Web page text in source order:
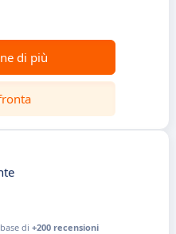
di più
di +200 recensioni